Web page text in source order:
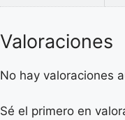
Valoraciones
No hay valoraciones
Sé el primero en